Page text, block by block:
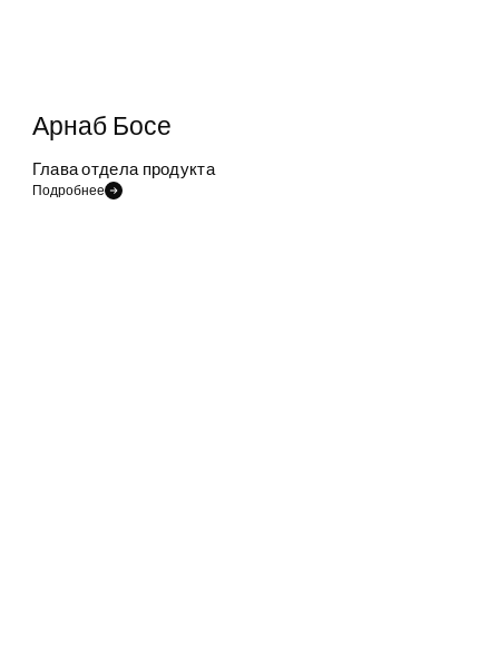
Арнаб Босе
Глава отдела продукта
Подробнее